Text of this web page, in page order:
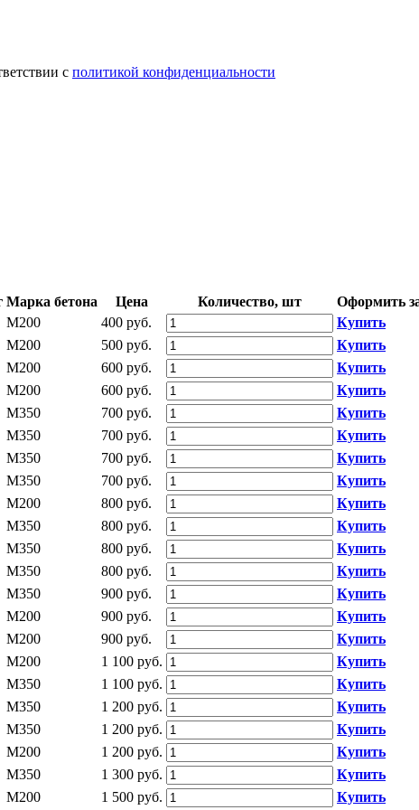
с политикой конфиденциальности
Марка бетона Цена Количество, шт
Оформить
М200 400 руб.
Купить
М200 500 руб.
Купить
М200 600 руб.
Купить
М200 600 руб.
Купить
М350 700 руб.
Купить
М350 700 руб.
Купить
М350 700 руб.
Купить
М350 700 руб.
Купить
М200 800 руб.
Купить
М350 800 руб.
Купить
М350 800 руб.
Купить
М350 800 руб.
Купить
М350 900 руб.
Купить
М200 900 руб.
Купить
М200 900 руб.
Купить
М200 1 100 руб.
Купить
М350 1 100 руб.
Купить
М350 1 200 руб.
Купить
М350 1 200 руб.
Купить
М200 1 200 руб.
Купить
М350 1 300 руб.
Купить
М200 1 500 руб. Купить